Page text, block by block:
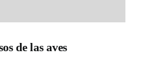
de las aves